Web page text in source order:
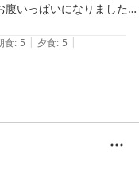
いっぱいになりました。
風呂に入った後に頂きま
ハイチェア、ベビーベッ
過ごすことができまし
食: 5 | 夕食: 5 |